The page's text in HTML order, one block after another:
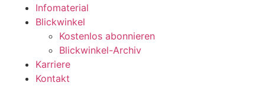
Infomaterial
Blickwinkel
Kostenlos abonnieren
Blickwinkel-Archiv
Karriere
Kontakt